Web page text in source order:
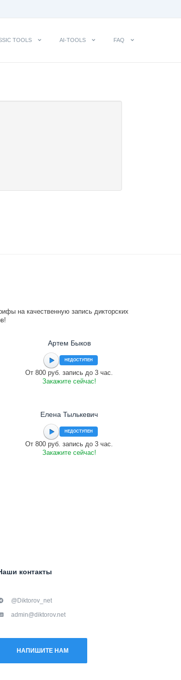
TOOLS AI-TOOLS FAQ
на качественную запись дикторских
Артем Быков
НЕДОСТУПЕН
От 800 руб. запись до 3 час.
Закажите сейчас!
Елена Тылькевич
НЕДОСТУПЕН
От 800 руб. запись до 3 час.
Закажите сейчас!
контакты
@Diktorov_net
admin@diktorov.net
НАПИШИТЕ НАМ